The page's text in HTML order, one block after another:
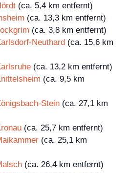
(ca. 5,4 km entfernt)
(ca. 13,3 km entfernt)
(ca. 3,8 km entfernt)
Neuthard (ca. 15,6 km
(ca. 13,2 km entfernt)
(ca. 9,5 km
Stein (ca. 27,1 km
(ca. 25,7 km entfernt)
(ca. 25,1 km
(ca. 26,4 km entfernt)